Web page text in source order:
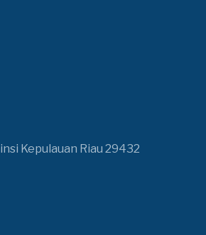
Kepulauan Riau 29432